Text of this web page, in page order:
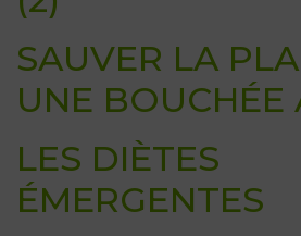
SAUVER LA
UNE BOUCHÉE
LES DIÈTES
ÉMERGENTES